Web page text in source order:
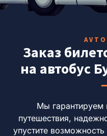
Заказ
на автобус
Мы гарантируем
путешествия,
упустите